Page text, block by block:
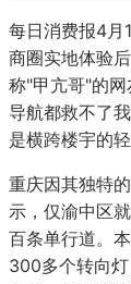
每日消费报4月
商圈实地体验
称"甲亢哥"的网
导航都救不了
是横跨楼宇的
重庆因其独特
示，仅渝中区
百条单行道。
300多个转向
外地
乱到